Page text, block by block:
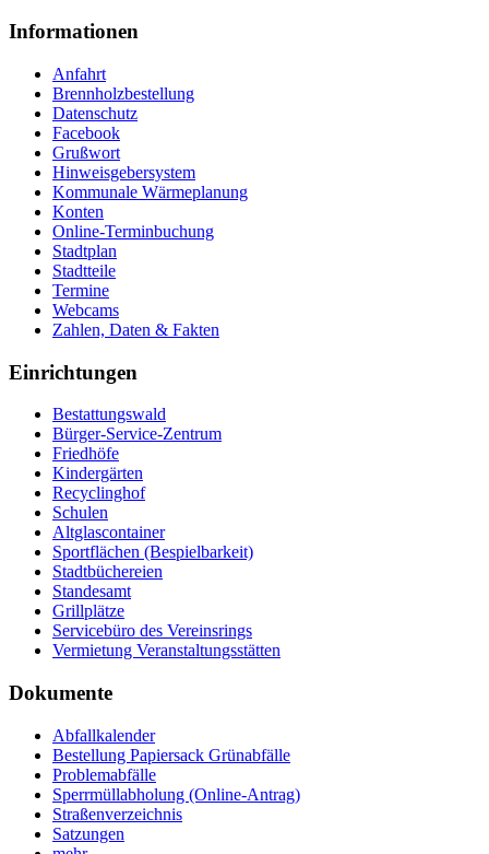
Informationen
Anfahrt
Brennholzbestellung
Datenschutz
Facebook
Grußwort
Hinweisgebersystem
Kommunale Wärmeplanung
Konten
Online-Terminbuchung
Stadtplan
Stadtteile
Termine
Webcams
Zahlen, Daten & Fakten
Einrichtungen
Bestattungswald
Bürger-Service-Zentrum
Friedhöfe
Kindergärten
Recyclinghof
Schulen
Altglascontainer
Sportflächen (Bespielbarkeit)
Stadtbüchereien
Standesamt
Grillplätze
Servicebüro des Vereinsrings
Vermietung Veranstaltungsstätten
Dokumente
Abfallkalender
Bestellung Papiersack Grünabfälle
Problemabfälle
Sperrmüllabholung (Online-Antrag)
Straßenverzeichnis
Satzungen